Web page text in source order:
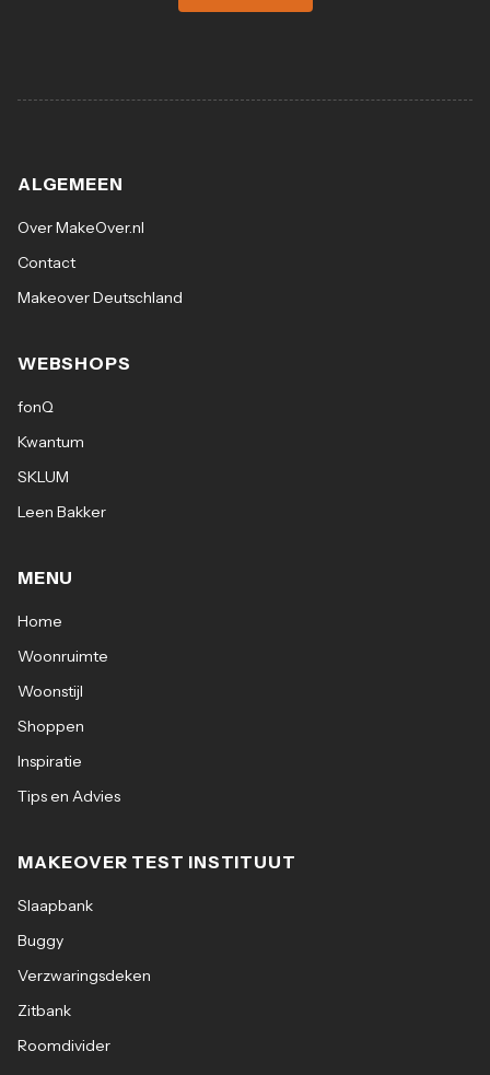
ALGEMEEN
Over MakeOver.nl
Contact
Makeover Deutschland
WEBSHOPS
fonQ
Kwantum
SKLUM
Leen Bakker
MENU
Home
Woonruimte
Woonstijl
Shoppen
Inspiratie
Tips en Advies
MAKEOVER TEST INSTITUUT
Slaapbank
Buggy
Verzwaringsdeken
Zitbank
Roomdivider